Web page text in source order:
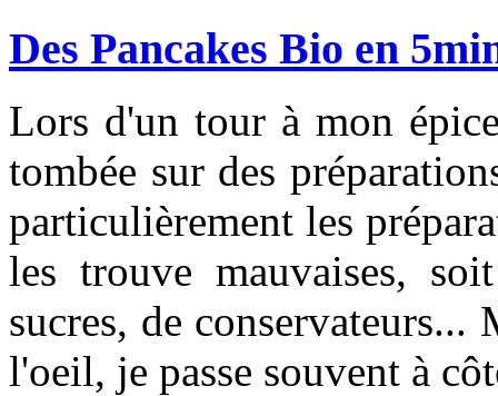
Des Pancakes Bio en
Lors d'un tour à mon
tombée sur des
particulièrement les
les trouve mauvaises,
sucres, de
l'oeil, je passe souvent à